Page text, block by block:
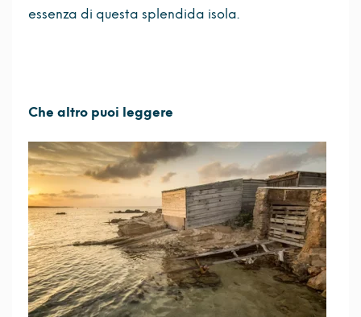
essenza di questa splendida isola.
Che altro puoi leggere